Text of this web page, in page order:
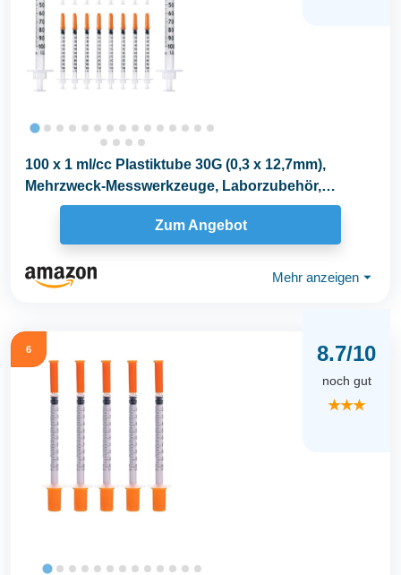
100 x 1 ml/cc Plastiktube 30G (0,3 x 12,7mm),
Mehrzweck-Messwerkzeuge, Laborzubehör,
Einzeln...
Zum Angebot
Mehr anzeigen ⏷
6 8.7/10
noch gut
★★★